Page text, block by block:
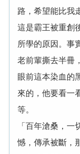
路，希望能比
這是霸王被重創
所學的原因。事
老前輩撕去半冊
眼前這本染血的
來的，他要看一
等。
「百年滄桑，
憾，傳承被斷，